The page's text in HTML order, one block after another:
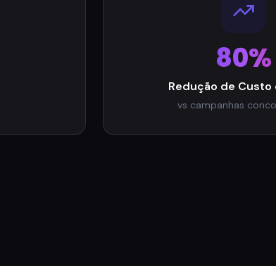
80%
Redução de Custo
vs campanhas